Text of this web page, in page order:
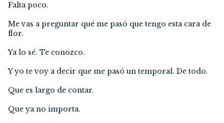
Falta poco.
Me vas a preguntar qué me pasó que tengo esta cara de
flor.
Ya lo sé. Te conozco.
Y yo te voy a decir que me pasó un temporal. De todo.
Que es largo de contar.
Que ya no importa.